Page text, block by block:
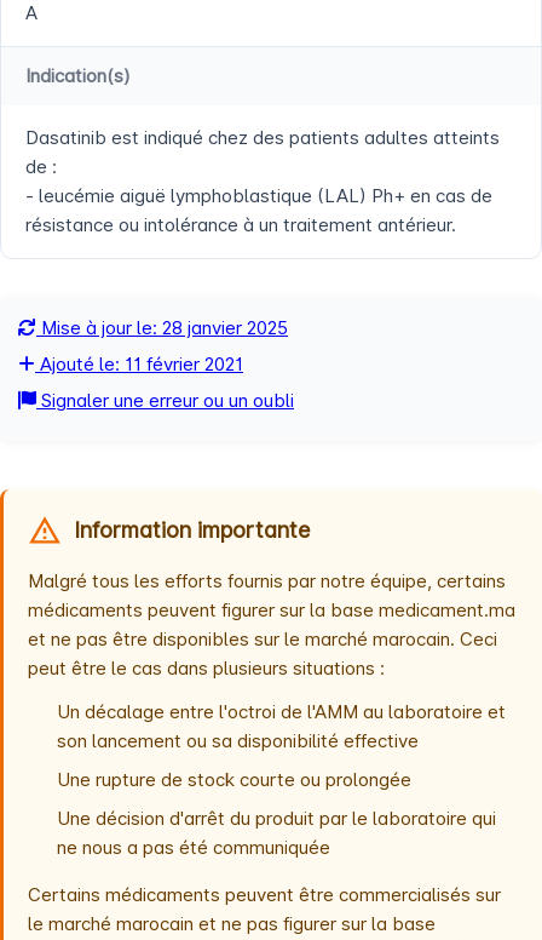
A
Indication(s)
Dasatinib est indiqué chez des patients adultes atteints
de :
- leucémie aiguë lymphoblastique (LAL) Ph+ en cas de
résistance ou intolérance à un traitement antérieur.
Mise à jour le: 28 janvier 2025
Ajouté le: 11 février 2021
Signaler une erreur ou un oubli
Information importante
Malgré tous les efforts fournis par notre équipe, certains
médicaments peuvent figurer sur la base medicament.ma
et ne pas être disponibles sur le marché marocain. Ceci
peut être le cas dans plusieurs situations :
Un décalage entre l'octroi de l'AMM au laboratoire et
son lancement ou sa disponibilité effective
Une rupture de stock courte ou prolongée
Une décision d'arrêt du produit par le laboratoire qui
ne nous a pas été communiquée
Certains médicaments peuvent être commercialisés sur
le marché marocain et ne pas figurer sur la base